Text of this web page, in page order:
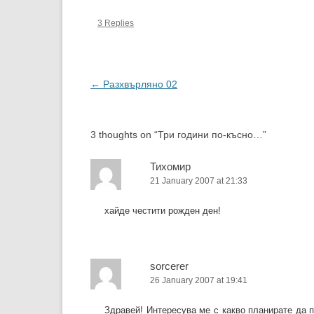
скорошното му…
3 Replies
Post
← Разхвърляно 02
3 thoughts on “Три години по-късно… ”
Тихомир
21 January 2007 at 21:33
хайде честити рожден ден!
sorcerer
26 January 2007 at 19:41
Здравей! Интересува ме с какво планирате да